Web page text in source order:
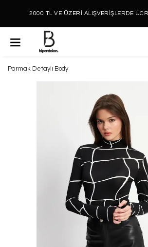
2000 TL VE ÜZERİ ALIŞVERİŞLERDE
Parmak Detaylı Body